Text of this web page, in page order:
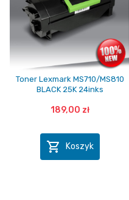
Toner Lexmark MS710/MS810
BLACK 25K 24inks
189,00 zł
 Koszyk